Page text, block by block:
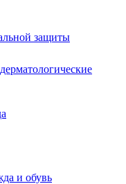
защиты
и обувь